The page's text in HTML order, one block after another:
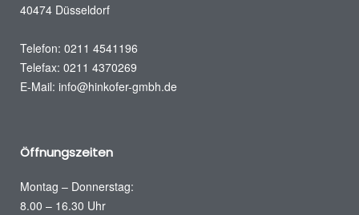
40474 Düsseldorf
Telefon: 0211 4541196
Telefax: 0211 4370269
E-Mail: info@hinkofer-gmbh.de
Öffnungszeiten
Montag – Donnerstag:
8.00 – 16.30 Uhr